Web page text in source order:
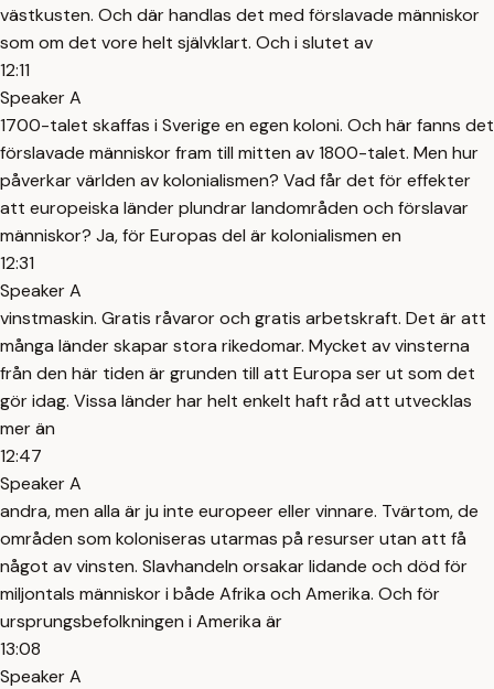
västkusten. Och där handlas det med förslavade människor
som om det vore helt självklart. Och i slutet av
12:11
Speaker A
1700-talet skaffas i Sverige en egen koloni. Och här fanns det
förslavade människor fram till mitten av 1800-talet. Men hur
påverkar världen av kolonialismen? Vad får det för effekter
att europeiska länder plundrar landområden och förslavar
människor? Ja, för Europas del är kolonialismen en
12:31
Speaker A
vinstmaskin. Gratis råvaror och gratis arbetskraft. Det är att
många länder skapar stora rikedomar. Mycket av vinsterna
från den här tiden är grunden till att Europa ser ut som det
gör idag. Vissa länder har helt enkelt haft råd att utvecklas
mer än
12:47
Speaker A
andra, men alla är ju inte europeer eller vinnare. Tvärtom, de
områden som koloniseras utarmas på resurser utan att få
något av vinsten. Slavhandeln orsakar lidande och död för
miljontals människor i både Afrika och Amerika. Och för
ursprungsbefolkningen i Amerika är
13:08
Speaker A